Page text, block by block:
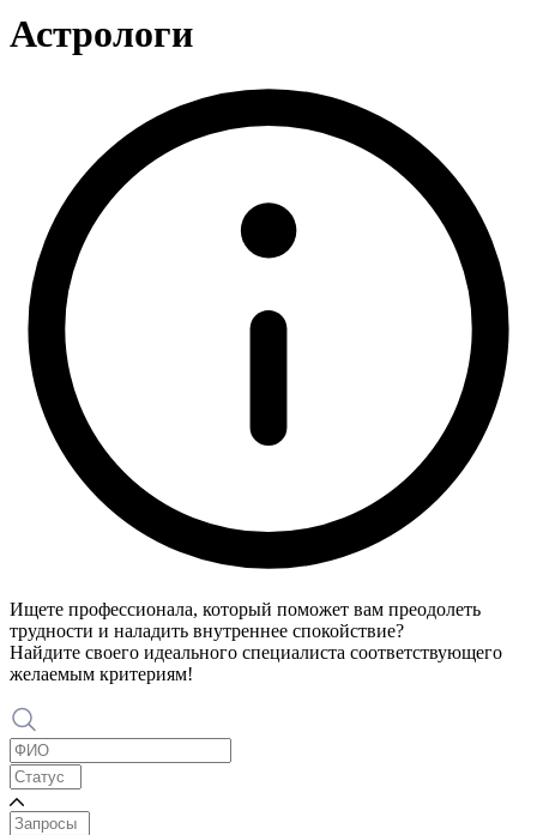
Астрологи
Ищете профессионала, который поможет вам преодолеть
трудности и наладить внутреннее спокойствие?
Найдите своего идеального специалиста соответствующего
желаемым критериям!